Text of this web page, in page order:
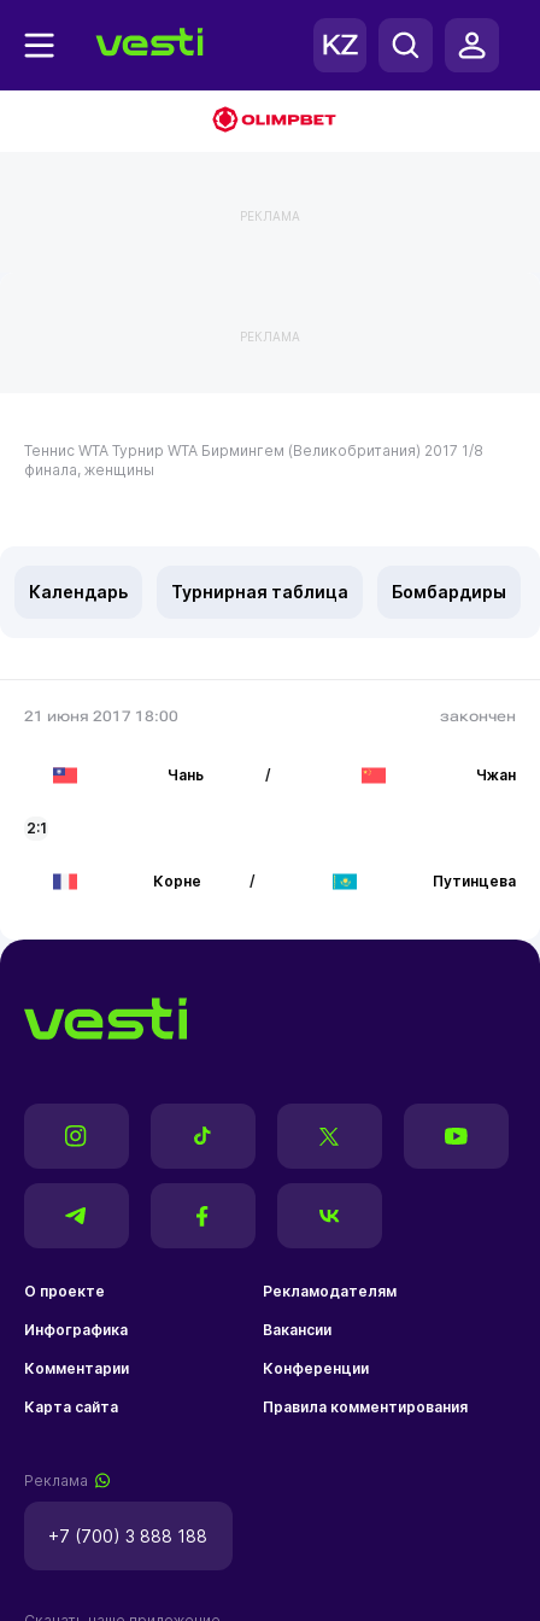
РЕКЛАМА
РЕКЛАМА
Теннис WTA Турнир WTA Бирмингем (Великобритания) 2017 1/8
финала, женщины
Календарь Турнирная таблица Бомбардиры
21 июня 2017 18:00 закончен
Чань / Чжан
2:1
Корне / Путинцева
О проекте Рекламодателям
Инфографика Вакансии
Комментарии Конференции
Карта сайта Правила комментирования
Реклама
+7 (700) 3 888 188